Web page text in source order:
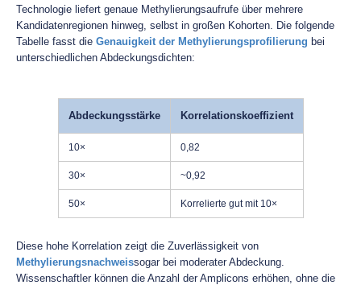
Technologie liefert genaue Methylierungsaufrufe über mehrere
Kandidatenregionen hinweg, selbst in großen Kohorten. Die folgende
Tabelle fasst die Genauigkeit der Methylierungsprofilierung bei
unterschiedlichen Abdeckungsdichten:
Abdeckungsstärke Korrelationskoeffizient
10× 0,82
30× ~0,92
50× Korrelierte gut mit 10×
Diese hohe Korrelation zeigt die Zuverlässigkeit von
Methylierungsnachweissogar bei moderater Abdeckung.
Wissenschaftler können die Anzahl der Amplicons erhöhen, ohne die